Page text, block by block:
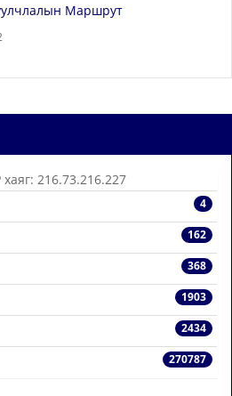
Маршрут
216.73.216.227
4
162
368
1903
2434
270787